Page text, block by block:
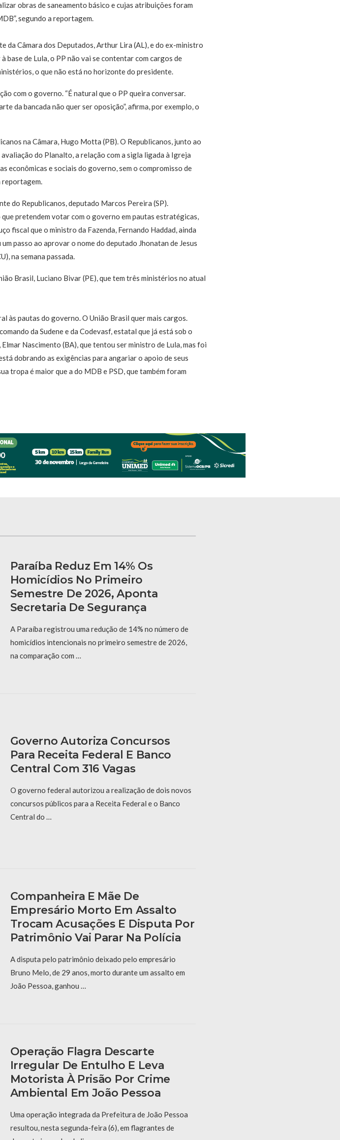
obras de saneamento básico e cujas atribuições foram
segundo a reportagem.
da Câmara dos Deputados, Arthur Lira (AL), e do ex-ministro
base de Lula, o PP não vai se contentar com cargos de
o que não está no horizonte do presidente.
com o governo. “É natural que o PP queira conversar.
da bancada não quer ser oposição”, afirma, por exemplo, o
na Câmara, Hugo Motta (PB). O Republicanos, junto ao
do Planalto, a relação com a sigla ligada à Igreja
econômicas e sociais do governo, sem o compromisso de
reportagem.
do Republicanos, deputado Marcos Pereira (SP).
pretendem votar com o governo em pautas estratégicas,
fiscal que o ministro da Fazenda, Fernando Haddad, ainda
passo ao aprovar o nome do deputado Jhonatan de Jesus
na semana passada.
Brasil, Luciano Bivar (PE), que tem três ministérios no atual
às pautas do governo. O União Brasil quer mais cargos.
da Sudene e da Codevasf, estatal que já está sob o
Nascimento (BA), que tentou ser ministro de Lula, mas foi
dobrando as exigências para angariar o apoio de seus
tropa é maior que a do MDB e PSD, que também foram
Paraíba Reduz Em 14% Os
Homicídios No Primeiro
Semestre De 2026, Aponta
Secretaria De Segurança
A Paraíba registrou uma redução de 14% no número de
homicídios intencionais no primeiro semestre de 2026,
na comparação com …
Governo Autoriza Concursos
Para Receita Federal E Banco
Central Com 316 Vagas
O governo federal autorizou a realização de dois novos
concursos públicos para a Receita Federal e o Banco
Central do …
Companheira E Mãe De
Empresário Morto Em Assalto
Trocam Acusações E Disputa Por
Patrimônio Vai Parar Na Polícia
A disputa pelo patrimônio deixado pelo empresário
Bruno Melo, de 29 anos, morto durante um assalto em
João Pessoa, ganhou …
Operação Flagra Descarte
Irregular De Entulho E Leva
Motorista À Prisão Por Crime
Ambiental Em João Pessoa
Uma operação integrada da Prefeitura de João Pessoa
resultou, nesta segunda-feira (6), em flagrantes de